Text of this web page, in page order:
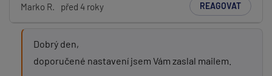
Marko R. před 4 roky REAGOVAT
Dobrý den,
doporučené nastavení jsem Vám zaslal mailem.